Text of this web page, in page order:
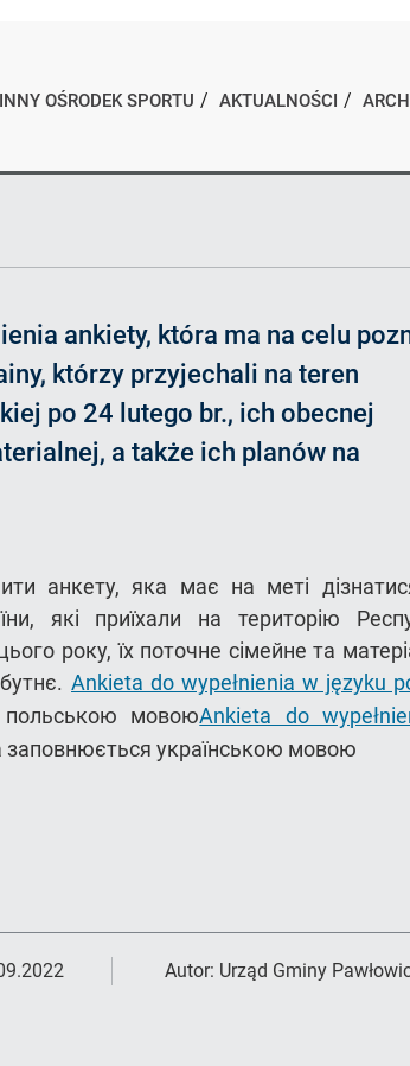
OŚRODEK SPORTU AKTUALNOŚCI
ankiety, która ma na celu
którzy przyjechali na teren
po 24 lutego br., ich obecnej
a także ich planów na
анкету, яка має на меті
які приїхали на територію
року, їх поточне сімейне та
Ankieta do wypełnienia w języku
польською мовоюAnkieta do
заповнюється українською мовою
Autor: Urząd Gminy